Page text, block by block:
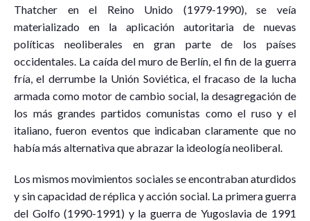
Thatcher en el Reino Unido (1979-1990), se veía
materializado en la aplicación autoritaria de nuevas
políticas neoliberales en gran parte de los países
occidentales. La caída del muro de Berlín, el fin de la guerra
fría, el derrumbe la Unión Soviética, el fracaso de la lucha
armada como motor de cambio social, la desagregación de
los más grandes partidos comunistas como el ruso y el
italiano, fueron eventos que indicaban claramente que no
había más alternativa que abrazar la ideología neoliberal.
Los mismos movimientos sociales se encontraban aturdidos
y sin capacidad de réplica y acción social. La primera guerra
del Golfo (1990-1991) y la guerra de Yugoslavia de 1991